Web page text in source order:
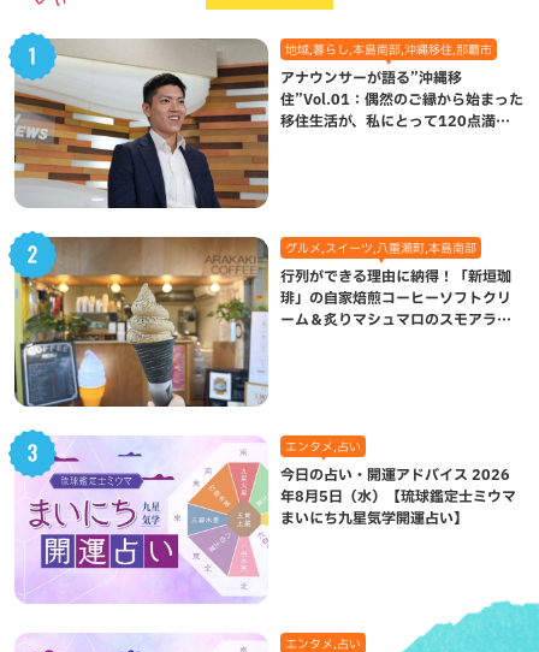
地域,暮らし,本島南部,沖縄移住,那覇市
アナウンサーが語る”沖縄移
住”Vol.01：偶然のご縁から始まった
移住生活が、私にとって120点満点
グルメ,スイーツ,八重瀬町,本島南部
行列ができる理由に納得！「新垣珈
琲」の自家焙煎コーヒーソフトクリ
ーム＆炙りマシュマロのスモアラテ
エンタメ,占い
今日の占い・開運アドバイス 2026
年8月5日（水）【琉球鑑定士ミウマ
まいにち九星気学開運占い】
エンタメ,占い